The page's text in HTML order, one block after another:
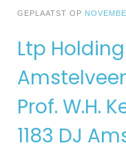
GEPLAATST OP
Ltp Holding
Prof. W.H.
1183 DJ